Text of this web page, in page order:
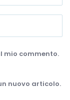
mio commento.
nuovo articolo.